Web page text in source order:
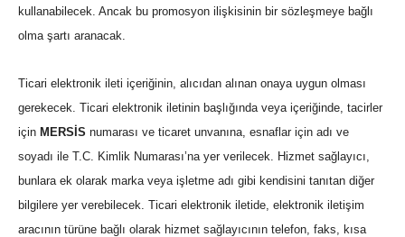
kullanabilecek. Ancak bu promosyon ilişkisinin bir sözleşmeye bağlı
olma şartı aranacak.
Ticari elektronik ileti içeriğinin, alıcıdan alınan onaya uygun olması
gerekecek. Ticari elektronik iletinin başlığında veya içeriğinde, tacirler
için MERSİS numarası ve ticaret unvanına, esnaflar için adı ve
soyadı ile T.C. Kimlik Numarası’na yer verilecek. Hizmet sağlayıcı,
bunlara ek olarak marka veya işletme adı gibi kendisini tanıtan diğer
bilgilere yer verebilecek. Ticari elektronik iletide, elektronik iletişim
aracının türüne bağlı olarak hizmet sağlayıcının telefon, faks, kısa